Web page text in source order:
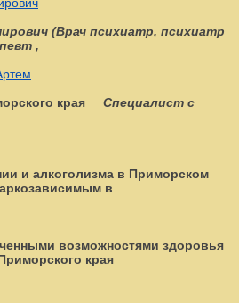
(Врач психиатр, психиатр
,
края
Специалист с
и алкоголизма в Приморском
в
возможностями здоровья
края